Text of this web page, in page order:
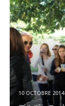
10 OCTOBRE 2014